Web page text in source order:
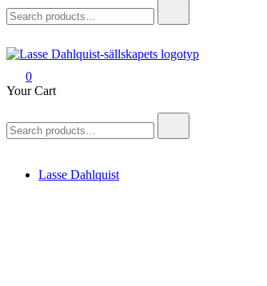
for:
Lasse Dahlquist-sällskapet
Allt om Lasse Dahlquist – kompositör, musiker,
0
Your Cart
for:
Lasse Dahlquist